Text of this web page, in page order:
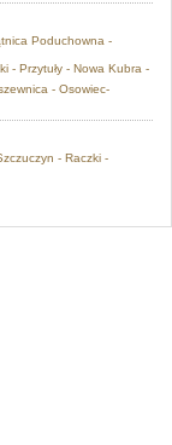
Poduchowna -
- Przytuły - Nowa Kubra -
- Osowiec-
- Raczki -